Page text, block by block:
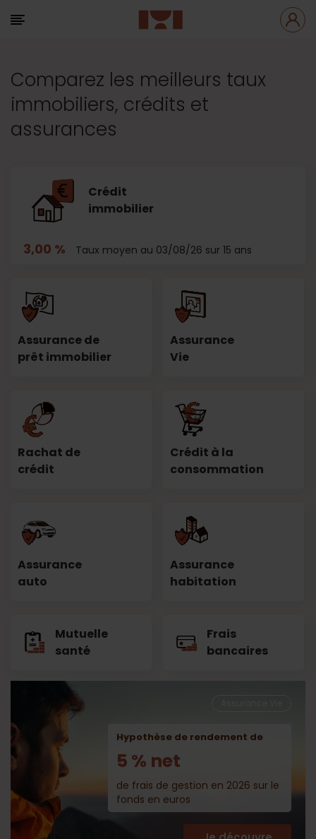
Comparez les meilleurs taux
immobiliers, crédits et
assurances
Crédit
immobilier
3,00 % Taux moyen au 03/08/26 sur 15 ans
Assurance de
prêt immobilier
Assurance
Vie
Rachat de
crédit
Crédit à la
consommation
Assurance
auto
Assurance
habitation
Mutuelle
santé
Frais
bancaires
Hypothèse de rendement de
5 % net
de frais de gestion en 2026 sur le
fonds en euros